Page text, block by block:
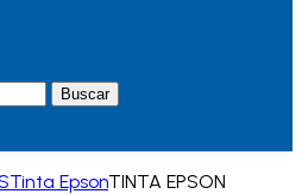
Buscar
Tinta EpsonTINTA EPSON